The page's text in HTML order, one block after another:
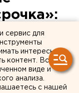
в
сервис для
интересы
контент. Вся
виде и
анализа.
с нашей